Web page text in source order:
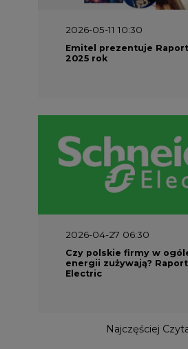
2026-05-11 10:30
Emitel prezentuje Raport
2025 rok
2026-04-27 06:30
Czy polskie firmy w
energii zużywają?
Electric
Najczęściej